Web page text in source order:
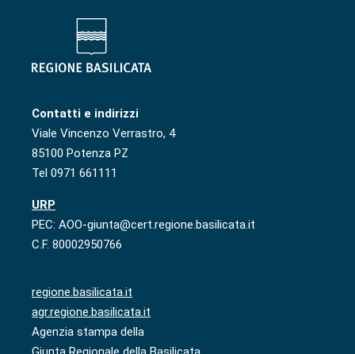
Contatti e indirizzi
Viale Vincenzo Verrastro, 4
85100 Potenza PZ
Tel 0971 661111
URP
PEC: AOO-giunta@cert.regione.basilicata.it
C.F. 80002950766
regione.basilicata.it
agr.regione.basilicata.it
Agenzia stampa della